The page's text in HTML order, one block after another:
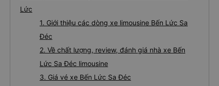
Lức
1. Giới thiệu các dòng xe limousine Bến Lức Sa
Đéc
2. Về chất lượng, review, đánh giá nhà xe Bến
Lức Sa Đéc limousine
3. Giá vé xe Bến Lức Sa Đéc